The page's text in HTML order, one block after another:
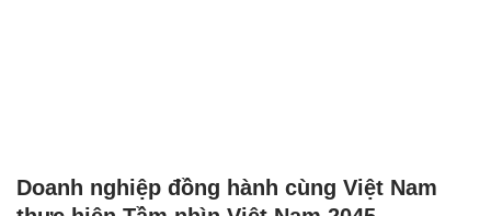
Doanh nghiệp đồng hành cùng Việt Nam